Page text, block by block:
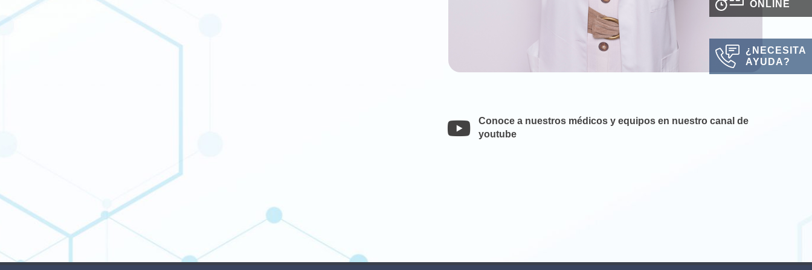
Conoce a nuestros médicos y equipos en nuestro canal de
youtube
¿NECESITA
AYUDA?
ONLINE